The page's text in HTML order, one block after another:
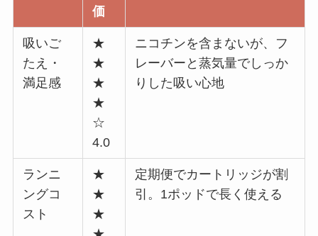
価
吸いご
たえ・
満足感
★
★
★
★
☆
4.0
ニコチンを含まないが、フ
レーバーと蒸気量でしっか
りした吸い心地
ランニ
ングコ
スト
★
★
★
定期便でカートリッジが割
引。1ポッドで長く使える